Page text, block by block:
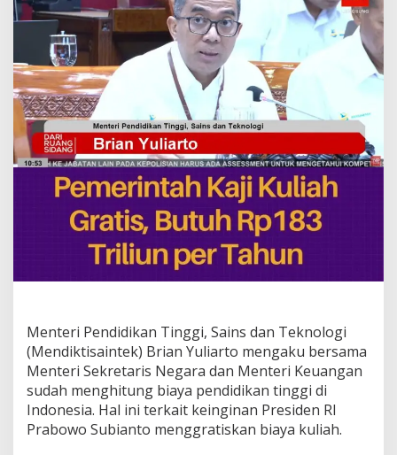
Menteri Pendidikan Tinggi, Sains dan Teknologi
(Mendiktisaintek) Brian Yuliarto mengaku bersama
Menteri Sekretaris Negara dan Menteri Keuangan
sudah menghitung biaya pendidikan tinggi di
Indonesia. Hal ini terkait keinginan Presiden RI
Prabowo Subianto menggratiskan biaya kuliah.